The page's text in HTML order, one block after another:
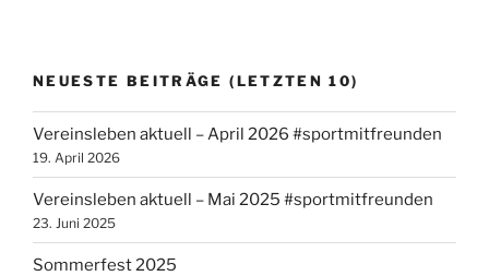
NEUESTE BEITRÄGE (LETZTEN 10)
Vereinsleben aktuell – April 2026 #sportmitfreunden
19. April 2026
Vereinsleben aktuell – Mai 2025 #sportmitfreunden
23. Juni 2025
Sommerfest 2025